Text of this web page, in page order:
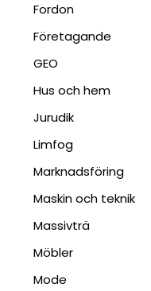
Fordon
Företagande
GEO
Hus och hem
Jurudik
Limfog
Marknadsföring
Maskin och teknik
Massivträ
Möbler
Mode